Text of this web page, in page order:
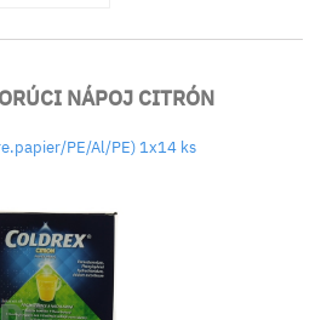
NÁPOJ CITRÓN
PE/Al/PE) 1x14 ks